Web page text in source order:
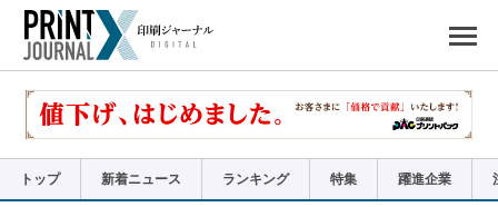
で
リ
トップ 新着ニュース ランキング 特集 躍進企業